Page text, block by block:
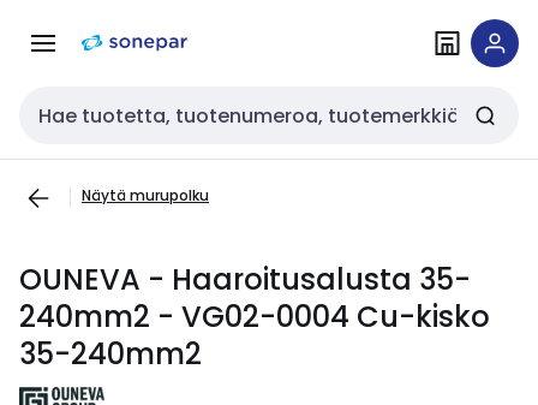
navigointiinsisältöön
Haku
Näytä murupolku
OUNEVA - Haaroitusalusta 35-
240mm2 - VG02-0004 Cu-kisko
35-240mm2